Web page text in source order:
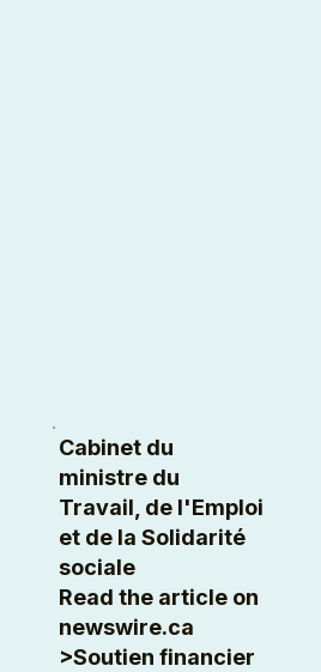
Cabinet du
ministre du
Travail, de l'Emploi
et de la Solidarité
sociale
Read the article on
newswire.ca
>Soutien financier